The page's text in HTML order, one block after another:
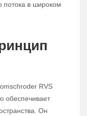
потока в широком
RVS
обеспечивает
Он